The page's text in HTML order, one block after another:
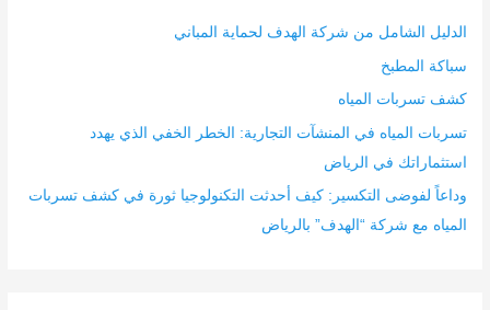
الدليل الشامل من شركة الهدف لحماية المباني
سباكة المطبخ
كشف تسربات المياه
تسربات المياه في المنشآت التجارية: الخطر الخفي الذي يهدد
استثماراتك في الرياض
وداعاً لفوضى التكسير: كيف أحدثت التكنولوجيا ثورة في كشف تسربات
المياه مع شركة “الهدف” بالرياض